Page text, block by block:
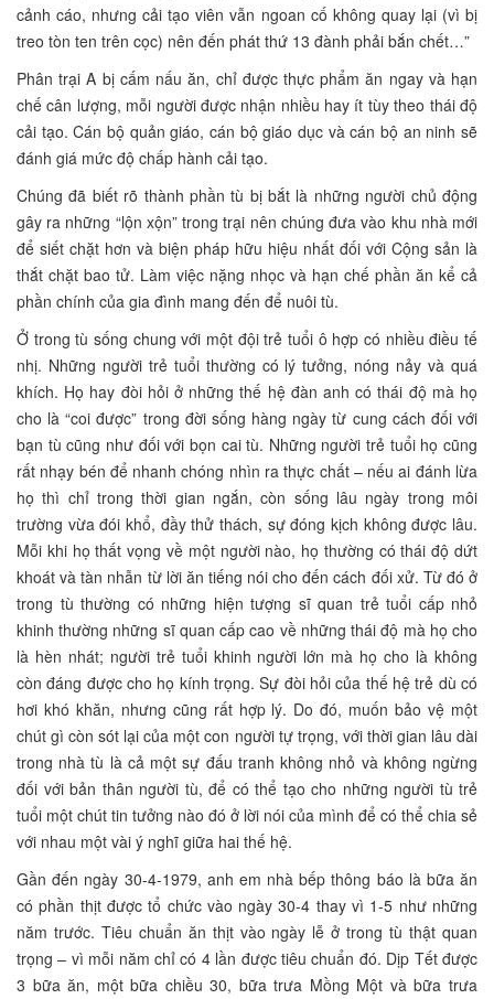
cảnh cáo, nhưng cải tạo viên vẫn ngoan cố không quay lại (vì bị
treo tòn ten trên cọc) nên đến phát thứ 13 đành phải bắn chết…”
Phân trại A bị cấm nấu ăn, chỉ được thực phẩm ăn ngay và hạn
chế cân lượng, mỗi người được nhận nhiều hay ít tùy theo thái độ
cải tạo. Cán bộ quản giáo, cán bộ giáo dục và cán bộ an ninh sẽ
đánh giá mức độ chấp hành cải tạo.
Chúng đã biết rõ thành phần tù bị bắt là những người chủ động
gây ra những “lộn xộn” trong trại nên chúng đưa vào khu nhà mới
để siết chặt hơn và biện pháp hữu hiệu nhất đối với Cộng sản là
thắt chặt bao tử. Làm việc nặng nhọc và hạn chế phần ăn kể cả
phần chính của gia đình mang đến để nuôi tù.
Ở trong tù sống chung với một đội trẻ tuổi ô hợp có nhiều điều tế
nhị. Những người trẻ tuổi thường có lý tưởng, nóng nảy và quá
khích. Họ hay đòi hỏi ở những thế hệ đàn anh có thái độ mà họ
cho là “coi được” trong đời sống hàng ngày từ cung cách đối với
bạn tù cũng như đối với bọn cai tù. Những người trẻ tuổi họ cũng
rất nhạy bén để nhanh chóng nhìn ra thực chất – nếu ai đánh lừa
họ thì chỉ trong thời gian ngắn, còn sống lâu ngày trong môi
trường vừa đói khổ, đầy thử thách, sự đóng kịch không được lâu.
Mỗi khi họ thất vọng về một người nào, họ thường có thái độ dứt
khoát và tàn nhẫn từ lời ăn tiếng nói cho đến cách đối xử. Từ đó ở
trong tù thường có những hiện tượng sĩ quan trẻ tuổi cấp nhỏ
khinh thường những sĩ quan cấp cao về những thái độ mà họ cho
là hèn nhát; người trẻ tuổi khinh người lớn mà họ cho là không
còn đáng được cho họ kính trọng. Sự đòi hỏi của thế hệ trẻ dù có
hơi khó khăn, nhưng cũng rất hợp lý. Do đó, muốn bảo vệ một
chút gì còn sót lại của một con người tự trọng, với thời gian lâu dài
trong nhà tù là cả một sự đấu tranh không nhỏ và không ngừng
đối với bản thân người tù, để có thể tạo cho những người tù trẻ
tuổi một chút tin tưởng nào đó ở lời nói của mình để có thể chia sẻ
với nhau một vài ý nghĩ giữa hai thế hệ.
Gần đến ngày 30-4-1979, anh em nhà bếp thông báo là bữa ăn
có phần thịt được tổ chức vào ngày 30-4 thay vì 1-5 như những
năm trước. Tiêu chuẩn ăn thịt vào ngày lễ ở trong tù thật quan
trọng – vì mỗi năm chỉ có 4 lần được tiêu chuẩn đó. Dịp Tết được
3 bữa ăn, một bữa chiều 30, bữa trưa Mồng Một và bữa trưa